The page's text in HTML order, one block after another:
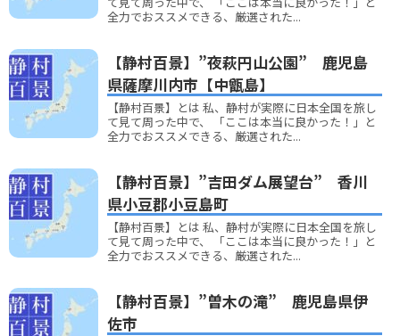
全力でおススメできる、厳選された...
【静村百景】”夜萩円山公園” 鹿児島
県薩摩川内市【中甑島】
【静村百景】とは 私、静村が実際に日本全国を旅し
て見て周った中で、 「ここは本当に良かった！」と
全力でおススメできる、厳選された...
【静村百景】”吉田ダム展望台” 香川
県小豆郡小豆島町
【静村百景】とは 私、静村が実際に日本全国を旅し
て見て周った中で、 「ここは本当に良かった！」と
全力でおススメできる、厳選された...
【静村百景】”曽木の滝” 鹿児島県伊
佐市